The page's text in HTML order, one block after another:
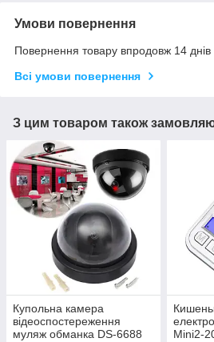
Умови повернення
Повернення товару впродовж 14 днів
Всі умови повернення
З цим товаром також
Купольна камера
відеоспостереження
муляж обманка DS-6688
Mini2-